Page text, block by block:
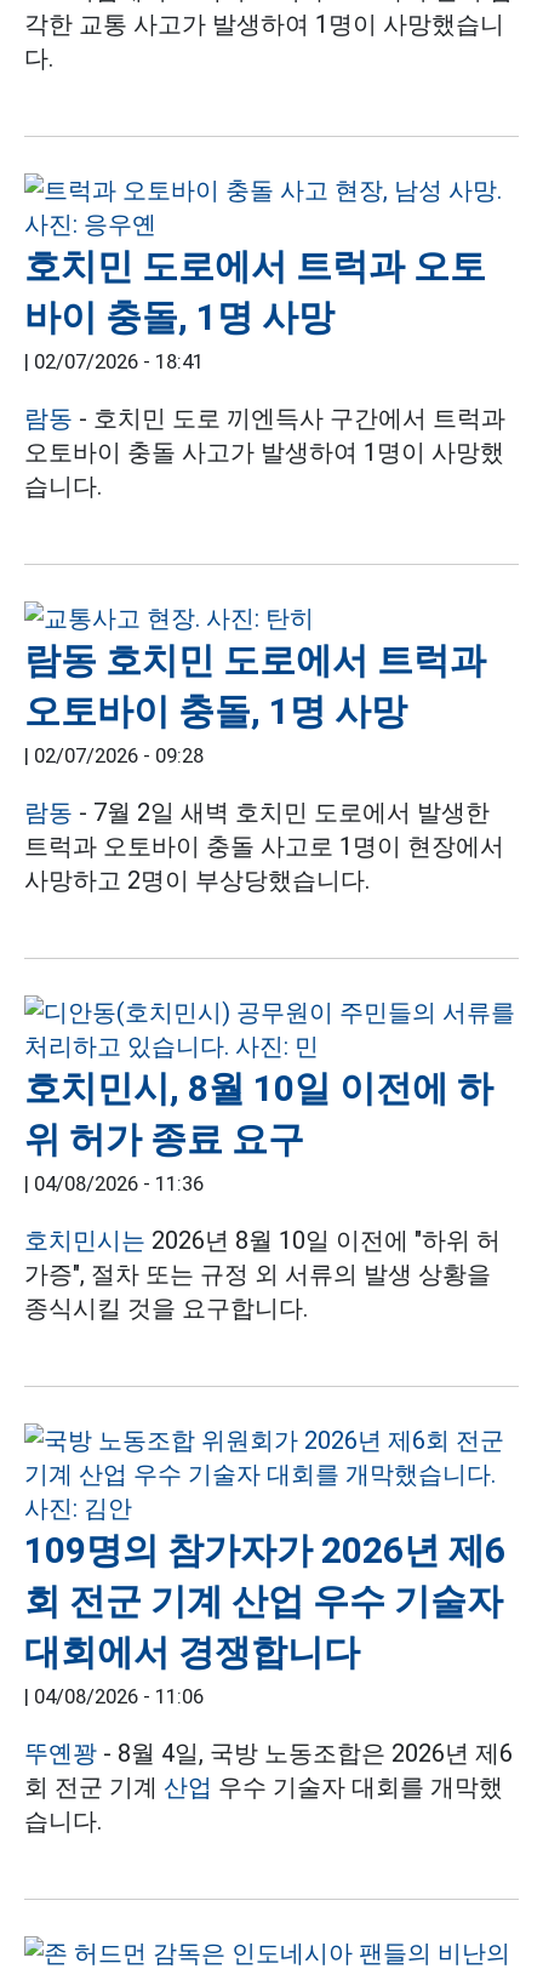
각한 교통 사고가 발생하여 1명이 사망했습니
다.
호치민 도로에서 트럭과 오토
바이 충돌, 1명 사망
02/07/2026 - 18:41
람동 - 호치민 도로 끼엔득사 구간에서 트럭과
오토바이 충돌 사고가 발생하여 1명이 사망했
습니다.
람동 호치민 도로에서 트럭과
오토바이 충돌, 1명 사망
02/07/2026 - 09:28
람동 - 7월 2일 새벽 호치민 도로에서 발생한
트럭과 오토바이 충돌 사고로 1명이 현장에서
사망하고 2명이 부상당했습니다.
호치민시, 8월 10일 이전에 하
위 허가 종료 요구
04/08/2026 - 11:36
호치민시는 2026년 8월 10일 이전에 "하위 허
가증", 절차 또는 규정 외 서류의 발생 상황을
종식시킬 것을 요구합니다.
109명의 참가자가 2026년 제6
회 전군 기계 산업 우수 기술자
대회에서 경쟁합니다
04/08/2026 - 11:06
뚜옌꽝 - 8월 4일, 국방 노동조합은 2026년 제6
회 전군 기계 산업 우수 기술자 대회를 개막했
습니다.